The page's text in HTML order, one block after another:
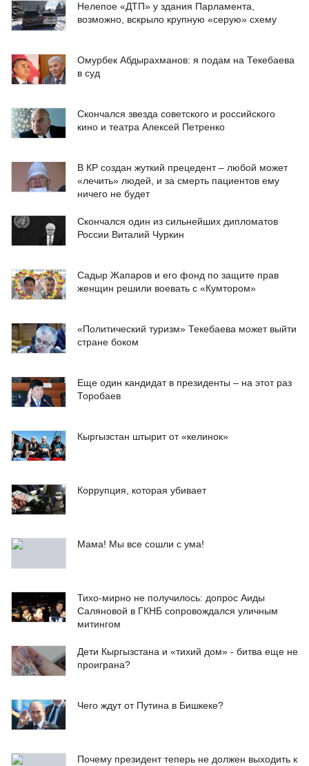
Нелепое «ДТП» у здания Парламента,
возможно, вскрыло крупную «серую» схему
Омурбек Абдырахманов: я подам на Текебаева
в суд
Скончался звезда советского и российского
кино и театра Алексей Петренко
В КР создан жуткий прецедент – любой может
«лечить» людей, и за смерть пациентов ему
ничего не будет
Скончался один из сильнейших дипломатов
России Виталий Чуркин
Садыр Жапаров и его фонд по защите прав
женщин решили воевать с «Кумтором»
«Политический туризм» Текебаева может выйти
стране боком
Еще один кандидат в президенты – на этот раз
Торобаев
Кыргызстан штырит от «келинок»
Коррупция, которая убивает
Мама! Мы все сошли с ума!
Тихо-мирно не получилось: допрос Аиды
Саляновой в ГКНБ сопровождался уличным
митингом
Дети Кыргызстана и «тихий дом» - битва еще не
проиграна?
Чего ждут от Путина в Бишкеке?
Почему президент теперь не должен выходить к